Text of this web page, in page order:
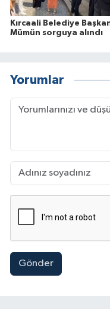
Kırcaali Belediye
Mümün sorguya alındı
Yorumlar
Gönder